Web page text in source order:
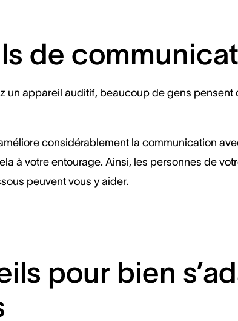
de
un appareil auditif, beaucoup de gens
considérablement la communication
à votre entourage. Ainsi, les personnes de
peuvent vous y aider.
pour bien